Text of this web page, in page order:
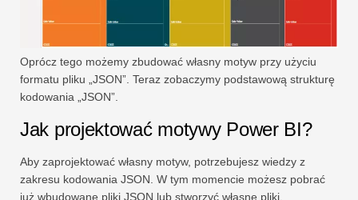
Oprócz tego możemy zbudować własny motyw przy użyciu
formatu pliku „JSON”. Teraz zobaczymy podstawową strukturę
kodowania „JSON”.
Jak projektować motywy Power BI?
Aby zaprojektować własny motyw, potrzebujesz wiedzy z
zakresu kodowania JSON. W tym momencie możesz pobrać
już wbudowane pliki JSON lub stworzyć własne pliki.